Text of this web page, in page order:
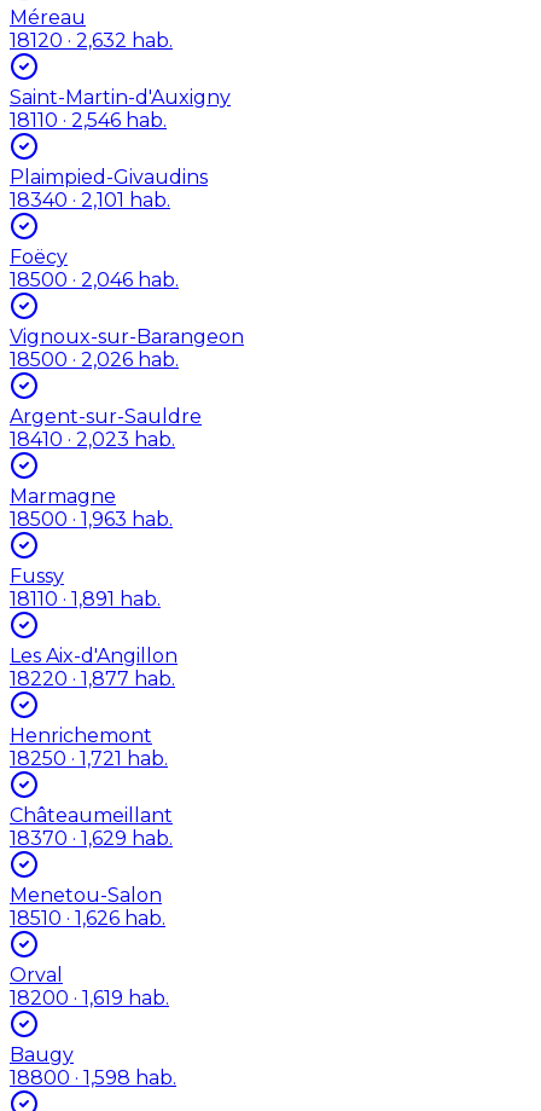
Méreau
18120 · 2,632 hab.
Saint-Martin-d'Auxigny
18110 · 2,546 hab.
Plaimpied-Givaudins
18340 · 2,101 hab.
Foëcy
18500 · 2,046 hab.
Vignoux-sur-Barangeon
18500 · 2,026 hab.
Argent-sur-Sauldre
18410 · 2,023 hab.
Marmagne
18500 · 1,963 hab.
Fussy
18110 · 1,891 hab.
Les Aix-d'Angillon
18220 · 1,877 hab.
Henrichemont
18250 · 1,721 hab.
Châteaumeillant
18370 · 1,629 hab.
Menetou-Salon
18510 · 1,626 hab.
Orval
18200 · 1,619 hab.
Baugy
18800 · 1,598 hab.